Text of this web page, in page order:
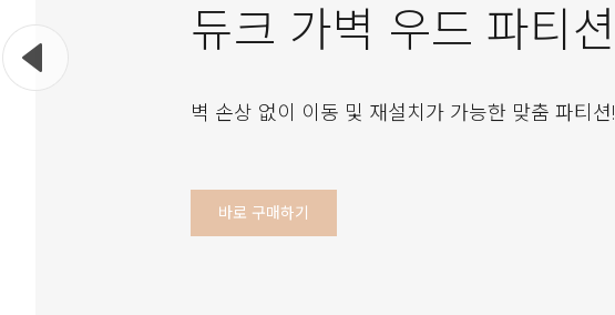
듀크 가벽 우드 파티션
벽 손상 없이 이동 및 재설치가 가능한 맞춤 파티션!
바로 구매하기